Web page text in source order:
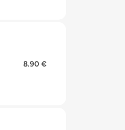
8.90 €